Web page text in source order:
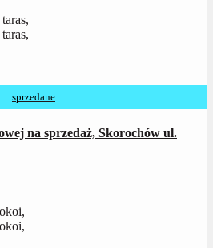
sprzedane
na sprzedaż, Skorochów ul.